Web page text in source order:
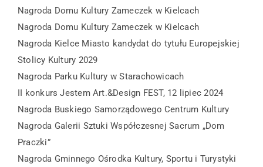
Nagroda Domu Kultury Zameczek w Kielcach
Nagroda Domu Kultury Zameczek w Kielcach
Nagroda Kielce Miasto kandydat do tytułu Europejskiej
Stolicy Kultury 2029
Nagroda Parku Kultury w Starachowicach
II konkurs Jestem Art.&Design FEST, 12 lipiec 2024
Nagroda Buskiego Samorządowego Centrum Kultury
Nagroda Galerii Sztuki Współczesnej Sacrum „Dom
Praczki”
Nagroda Gminnego Ośrodka Kultury, Sportu i Turystyki